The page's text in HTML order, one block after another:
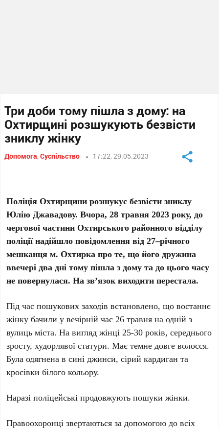
Три доби тому пішла з дому: на
Охтирщині розшукують безвісти
зниклу жінку
Допомога,Суспільство 17:22, 29.05.2023
Поліція Охтирщини розшукує безвісти зниклу
Юлію Джавадову. Вчора, 28 травня 2023 року, до
чергової частини Охтирського районного відділу
поліції надійшло повідомлення від 27–річного
мешканця м. Охтирка про те, що його дружина
ввечері два дні тому пішла з дому та до цього часу
не повернулася. На зв’язок виходити перестала.
Під час пошукових заходів встановлено, що востаннє
жінку бачили у вечірній час 26 травня на одній з
вулиць міста. На вигляд жінці 25-30 років, середнього
зросту, худорлявої статури. Має темне довге волосся.
Була одягнена в сині джинси, сірий кардиган та
кросівки білого кольору.
Наразі поліцейські продовжують пошуки жінки.
Правоохоронці звертаються за допомогою до всіх